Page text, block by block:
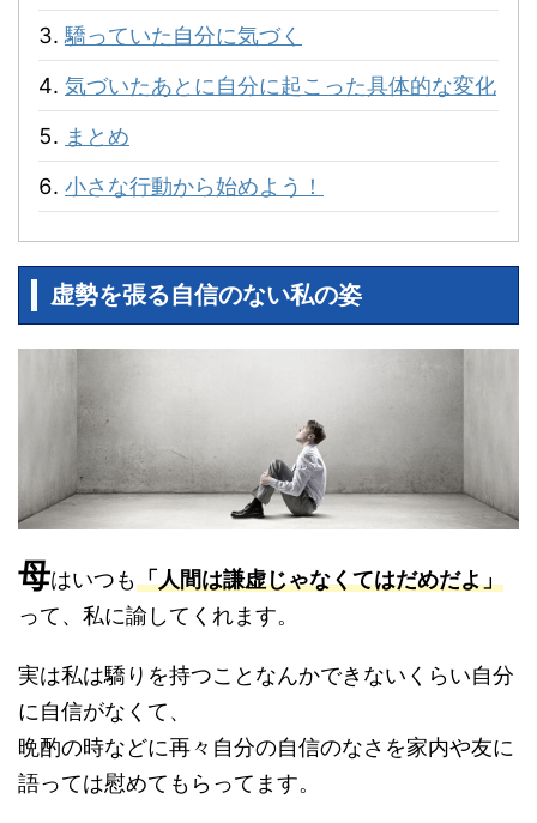
驕っていた自分に気づく
気づいたあとに自分に起こった具体的な変化
まとめ
小さな行動から始めよう！
虚勢を張る自信のない私の姿
母はいつも「人間は謙虚じゃなくてはだめだよ」
って、私に諭してくれます。
実は私は驕りを持つことなんかできないくらい自分
に自信がなくて、
晩酌の時などに再々自分の自信のなさを家内や友に
語っては慰めてもらってます。